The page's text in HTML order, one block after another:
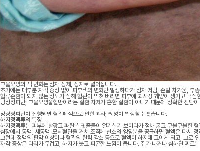
그물모양의 색 변화는 점차 상체, 상지로 넓어집니다.
초기에는 대부분 자각 증상 없이 피부색의 변화만 발생하다가 점차 저림, 손발 차가움, 부
혈류순환이 되지 않는 정도가 심해 혈관이 막혀 버리면 피부에 괴사성 궤양이 생기고 극심
망상청피반, 그물모양울혈반이라는 질환 자체가 흔한 질환이 아니기 때문에 정확한 진단
망상청피반이 진행되면 혈관폐색으로 인한 괴사, 궤양이 발생할수 있습니다.
하지정맥류의 특징
하지정맥류는 피부에 빨갛고 파란 실핏줄들이 얼기설기 보이다가 점차 굵고 구불구불한
심장에서 동맥, 세동맥, 모세혈관을 거쳐 조직에 산소와 영양분을 공급하면 혈액은 다시
그런데 정맥의 판막 이상이나 혈관의 탄력 감소 등으로 혈액이 하지에 고이게 되고, 그로
자각 증상은 다리가 무겁고, 하지가 붓고 피곤한 느낌이 듭니다. 쥐가 나거나 심하면 찌르